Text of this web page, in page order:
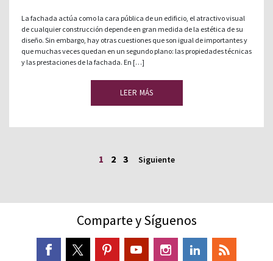
La fachada actúa como la cara pública de un edificio, el atractivo visual
de cualquier construcción depende en gran medida de la estética de su
diseño. Sin embargo, hay otras cuestiones que son igual de importantes y
que muchas veces quedan en un segundo plano: las propiedades técnicas
y las prestaciones de la fachada. En […]
LEER MÁS
1 2 3 Siguiente
Comparte y Síguenos